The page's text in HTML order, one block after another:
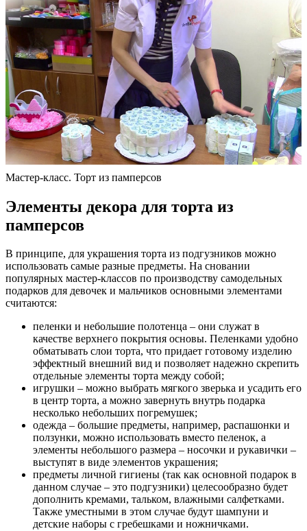
Мастер-класс. Торт из памперсов
Элементы декора для торта из
памперсов
В принципе, для украшения торта из подгузников можно
использовать самые разные предметы. На сновании
популярных мастер-классов по производству самодельных
подарков для девочек и мальчиков основными элементами
считаются:
пеленки и небольшие полотенца – они служат в
качестве верхнего покрытия основы. Пеленками удобно
обматывать слои торта, что придает готовому изделию
эффектный внешний вид и позволяет надежно скрепить
отдельные элементы торта между собой;
игрушки – можно выбрать мягкого зверька и усадить его
в центр торта, а можно завернуть внутрь подарка
несколько небольших погремушек;
одежда – большие предметы, например, распашонки и
ползунки, можно использовать вместо пеленок, а
элементы небольшого размера – носочки и рукавички –
выступят в виде элементов украшения;
предметы личной гигиены (так как основной подарок в
данном случае – это подгузники) целесообразно будет
дополнить кремами, тальком, влажными салфетками.
Также уместными в этом случае будут шампуни и
детские наборы с гребешками и ножничками.